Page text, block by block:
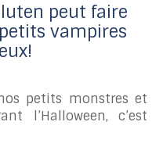
peut faire
vampires
petits monstres et
l’Halloween, c’est